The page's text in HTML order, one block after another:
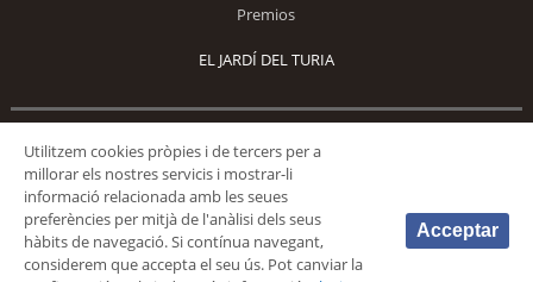
Premios
EL JARDÍ DEL TURIA
Utilitzem cookies pròpies i de tercers per a
millorar els nostres servicis i mostrar-li
informació relacionada amb les seues
preferències per mitjà de l'anàlisi dels seus
hàbits de navegació. Si contínua navegant,
considerem que accepta el seu ús. Pot canviar la
Acceptar